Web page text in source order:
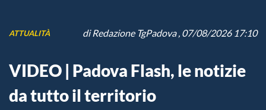
ATTUALITÀ diRedazione TgPadova, 07/08/2026 17:10
VIDEO | Padova Flash, le notizie
da tutto il territorio